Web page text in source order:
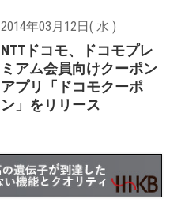
2014年03月12日( 水 )
NTTドコモ、ドコモプレ
ミアム会員向けクーポン
アプリ「ドコモクーポ
ン」をリリース